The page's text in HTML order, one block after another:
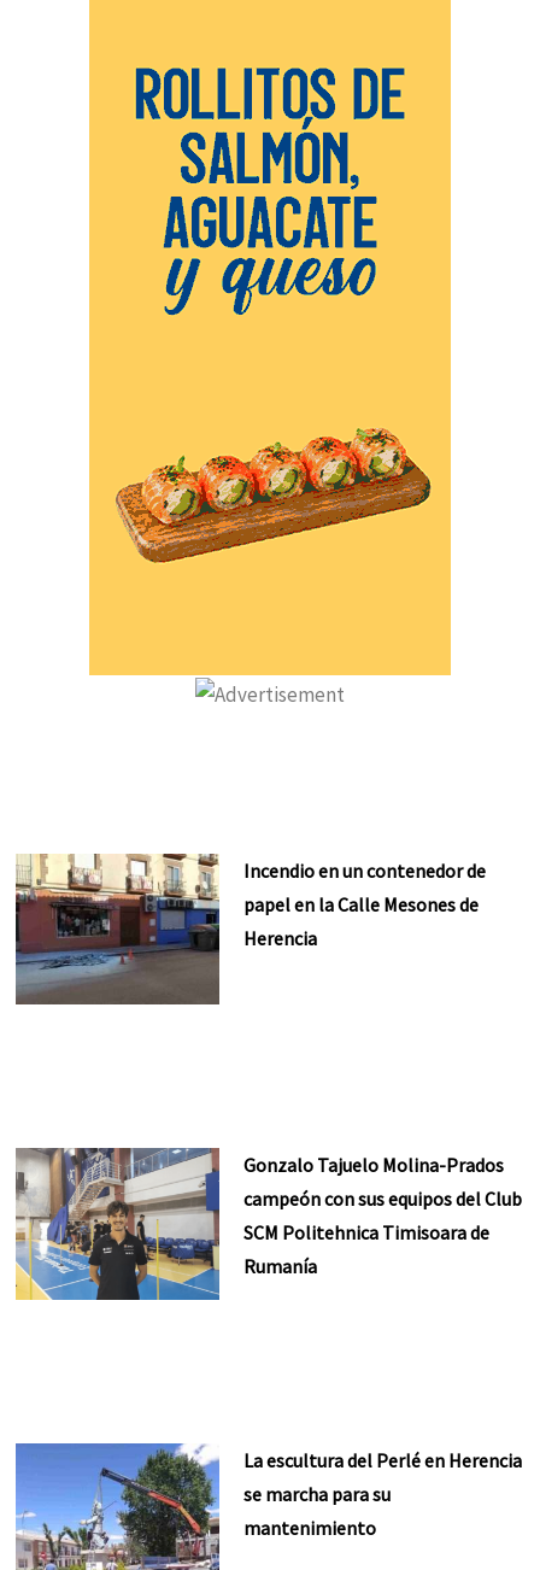
Incendio en un contenedor de
papel en la Calle Mesones de
Herencia
Gonzalo Tajuelo Molina-Prados
campeón con sus equipos del Club
SCM Politehnica Timisoara de
Rumanía
La escultura del Perlé en Herencia
se marcha para su
mantenimiento